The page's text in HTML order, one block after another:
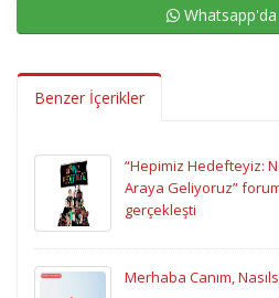
Benzer İçerikler
“Hepimiz Hedefteyiz:
Araya Geliyoruz”
gerçekleşti
Merhaba Canım,